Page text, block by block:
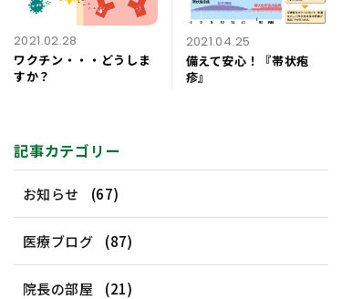
2021.02.28
ワクチン・・・どうしま
すか？
2021.04.25
備えて安心！『帯状疱
疹』
記事カテゴリー
お知らせ (67)
医療ブログ (87)
院長の部屋 (21)